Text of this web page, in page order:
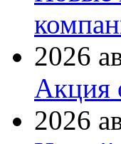
2026
Акция
2026